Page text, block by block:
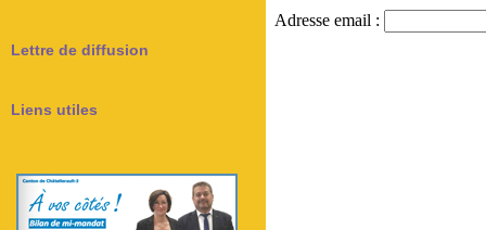
Lettre de diffusion
Liens utiles